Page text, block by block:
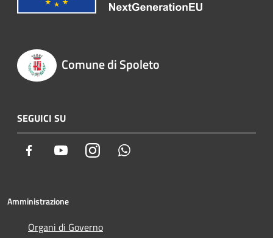
Comune di Spoleto
SEGUICI SU
Facebook YoutubeInstagram
Amministrazione
Organi di Governo